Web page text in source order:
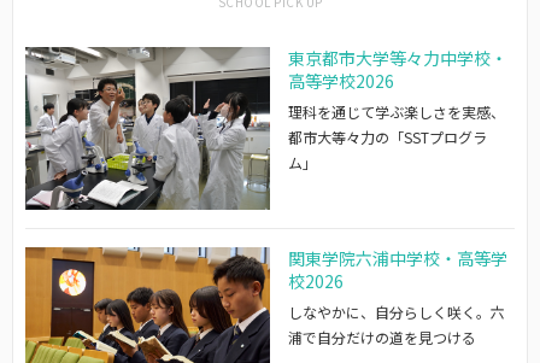
東京都市大学等々力中学校・
高等学校2026
理科を通じて学ぶ楽しさを実感、
都市大等々力の「SSTプログラ
ム」
関東学院六浦中学校・高等学
校2026
しなやかに、自分らしく咲く。六
浦で自分だけの道を見つける